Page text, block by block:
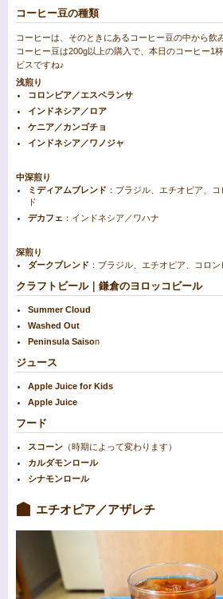
コーヒー豆の種類
コーヒーは、そのときにあるコーヒー豆の中から飲
コーヒー豆は200g以上の購入で、本日のコーヒー1
ビスですね♪
浅煎り
コロンビア／エスペランサ
インドネシア／ロア
ケニア／カンゴチョ
インドネシア／ワノジャ
中深煎り
ミディアムブレンド ：ブラジル、エチオピア、
ド
デカフェ ：インドネシア／ワハナ
深煎り
ダークブレンド ：ブラジル、エチオピア、コロ
クラフトビール｜鎌倉のヨロッコビール
Summer Cloud
Washed Out
Peninsula Saison
ジュース
Apple Juice for Kids
Apple Juice
フード
スコーン （時期によって変わります）
カルダモンロール
シナモンロール
エチオピア／アザレチ